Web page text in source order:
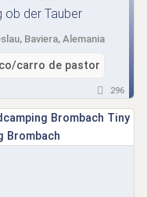
ob der Tauber
Baviera, Alemania
carro de pastor
296